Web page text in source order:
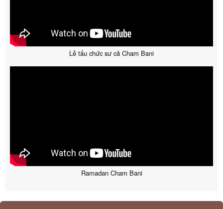
Lễ tấu chức sư cả Cham Bani
Ramadan Cham Bani